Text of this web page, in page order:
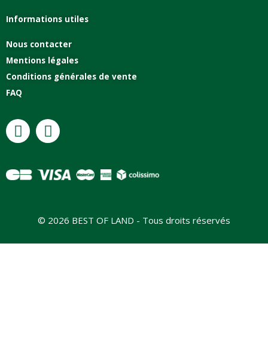
Informations utiles
Nous contacter
Mentions légales
Conditions générales de vente
FAQ
© 2026 BEST OF LAND - Tous droits réservés